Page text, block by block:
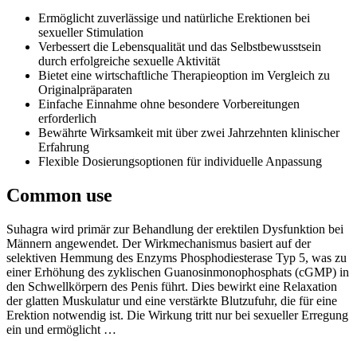
Ermöglicht zuverlässige und natürliche Erektionen bei
sexueller Stimulation
Verbessert die Lebensqualität und das Selbstbewusstsein
durch erfolgreiche sexuelle Aktivität
Bietet eine wirtschaftliche Therapieoption im Vergleich zu
Originalpräparaten
Einfache Einnahme ohne besondere Vorbereitungen
erforderlich
Bewährte Wirksamkeit mit über zwei Jahrzehnten klinischer
Erfahrung
Flexible Dosierungsoptionen für individuelle Anpassung
Common use
Suhagra wird primär zur Behandlung der erektilen Dysfunktion bei
Männern angewendet. Der Wirkmechanismus basiert auf der
selektiven Hemmung des Enzyms Phosphodiesterase Typ 5, was zu
einer Erhöhung des zyklischen Guanosinmonophosphats (cGMP) in
den Schwellkörpern des Penis führt. Dies bewirkt eine Relaxation
der glatten Muskulatur und eine verstärkte Blutzufuhr, die für eine
Erektion notwendig ist. Die Wirkung tritt nur bei sexueller Erregung
ein und ermöglicht …